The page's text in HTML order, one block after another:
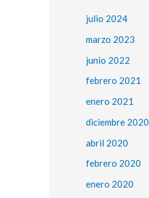
julio 2024
marzo 2023
junio 2022
febrero 2021
enero 2021
diciembre 2020
abril 2020
febrero 2020
enero 2020